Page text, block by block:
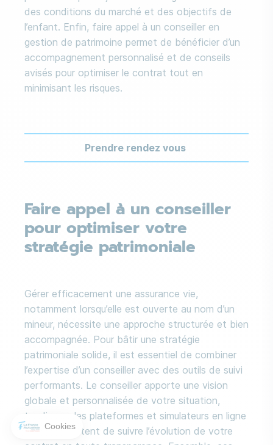
Cookies
des conditions du marché et des objectifs de
l’enfant. Enfin, faire appel à un conseiller en
gestion de patrimoine permet de bénéficier d’un
accompagnement personnalisé et de conseils
avisés pour optimiser le contrat tout en
minimisant les risques.
Prendre rendez vous
Faire appel à un conseiller
pour optimiser votre
stratégie patrimoniale
Gérer efficacement une assurance vie,
notamment lorsqu’elle est ouverte au nom d’un
mineur, nécessite une approche structurée et bien
accompagnée. Pour bâtir une stratégie
patrimoniale solide, il est essentiel de combiner
l’expertise d’un conseiller avec des outils de suivi
performants. Le conseiller apporte une vision
globale et personnalisée de votre situation,
tandis que les plateformes et simulateurs en ligne
vous permettent de suivre l’évolution de votre